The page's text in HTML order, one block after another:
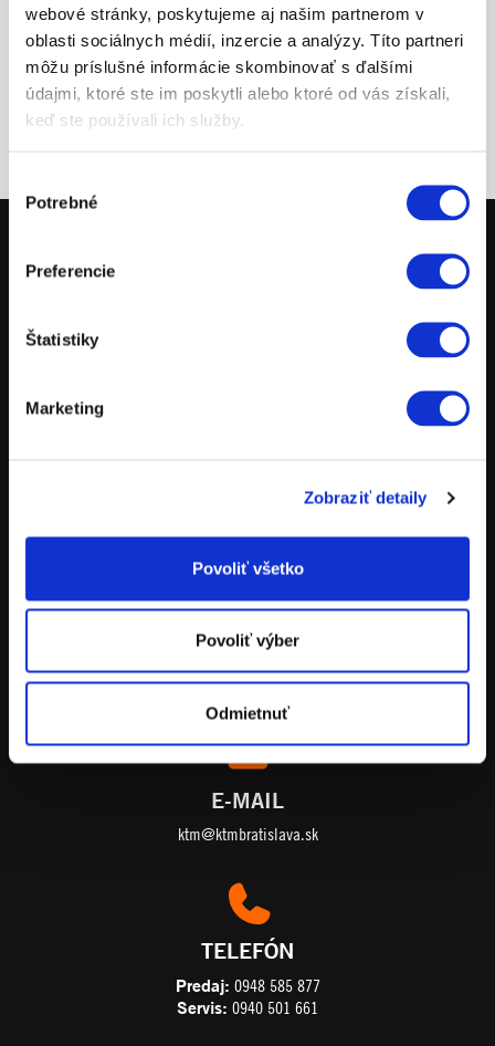
webové stránky, poskytujeme aj našim partnerom v
oblasti sociálnych médií, inzercie a analýzy. Títo partneri
môžu príslušné informácie skombinovať s ďalšími
údajmi, ktoré ste im poskytli alebo ktoré od vás získali,
keď ste používali ich služby.
súhlasu
Potrebné
Preferencie
Štatistiky
Marketing
Zobraziť detaily
Povoliť všetko
Povoliť výber
Odmietnuť
DARČEKOVÉ POUKÁŽKY
VÝPREDAJ DOPLNKY OSTATÉ
MOTOREX OLEJE, NÁPLNE
ADRESA
KTM Bratislava
831 04 Bratislava
E-MAIL
ktm@ktmbratislava.sk
TELEFÓN
Predaj: 0948 585 877
Servis: 0940 501 661